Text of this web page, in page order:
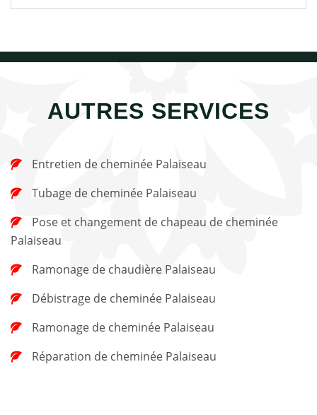
AUTRES SERVICES
Entretien de cheminée Palaiseau
Tubage de cheminée Palaiseau
Palaiseau
Ramonage de chaudière Palaiseau
Débistrage de cheminée Palaiseau
Ramonage de cheminée Palaiseau
Réparation de cheminée Palaiseau